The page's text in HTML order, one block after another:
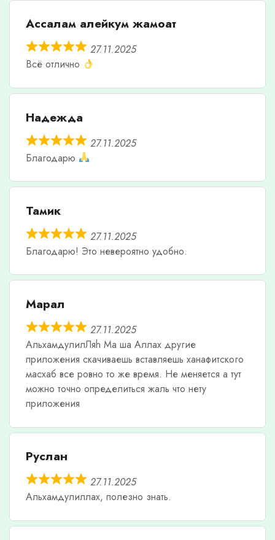
Ассалам алейкум жамоат
27.11.2025
Всё отлично
Надежда
27.11.2025
Благодарю
Тамик
27.11.2025
Благодарю! Это невероятно удобно.
Марал
27.11.2025
АльхамдулилЛяh Ма ша Аллах другие
приложения скачиваешь вставляешь ханафитского
масхаб все ровно то же время. Не меняется а тут
можно точно определиться жаль что нету
приложения
Руслан
27.11.2025
Альхамдулиллах, полезно знать.